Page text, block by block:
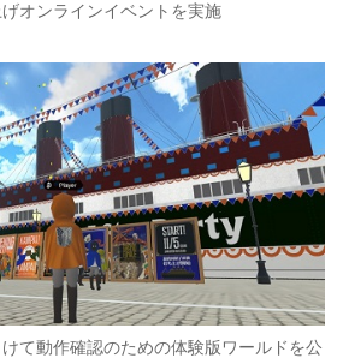
オンラインイベントを実施
て動作確認のための体験版ワールドを公